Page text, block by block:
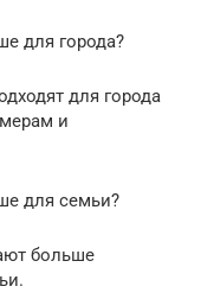
для города?
для города
и
для семьи?
больше